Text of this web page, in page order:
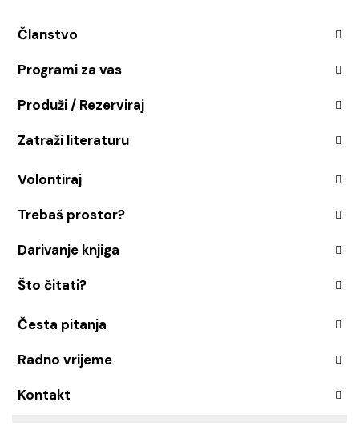
Članstvo
Programi za vas
Produži / Rezerviraj
Zatraži literaturu
Volontiraj
Trebaš prostor?
Darivanje knjiga
Što čitati?
Česta pitanja
Radno vrijeme
Kontakt